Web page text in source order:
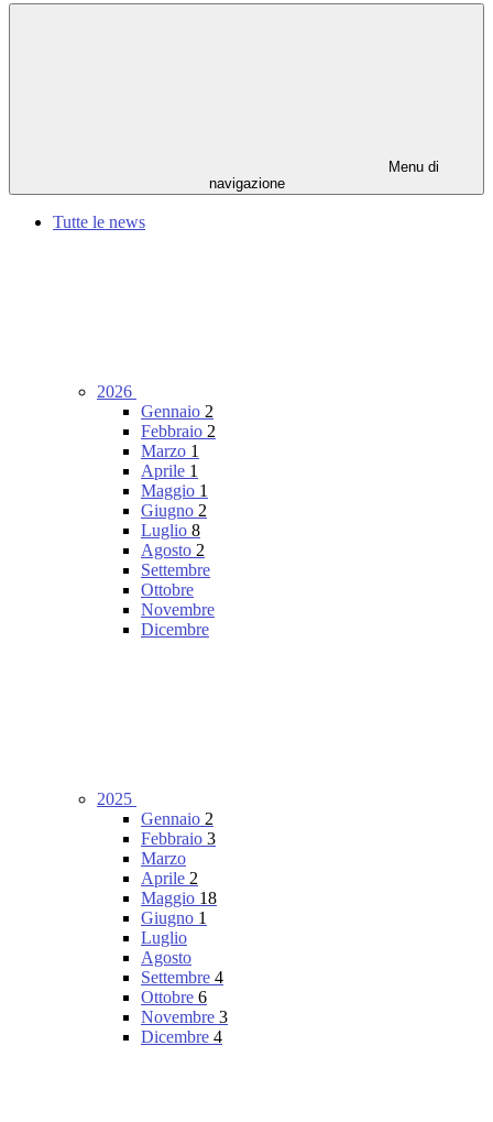
Menu di
navigazione
Tutte le news
2026
Gennaio 2
Febbraio 2
Marzo 1
Aprile 1
Maggio 1
Giugno 2
Luglio 8
Agosto 2
Settembre
Ottobre
Novembre
Dicembre
2025
Gennaio 2
Febbraio 3
Marzo
Aprile 2
Maggio 18
Giugno 1
Luglio
Agosto
Settembre 4
Ottobre 6
Novembre 3
Dicembre 4